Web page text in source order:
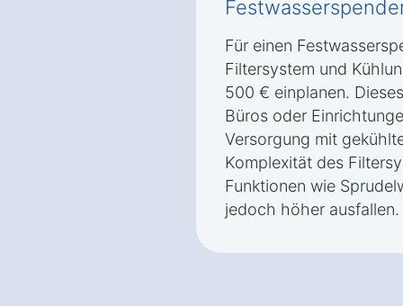
Für einen
Filtersystem und
500 € einplanen.
Büros oder
Versorgung mit
Komplexität des
Funktionen wie
jedoch höher ausfallen.